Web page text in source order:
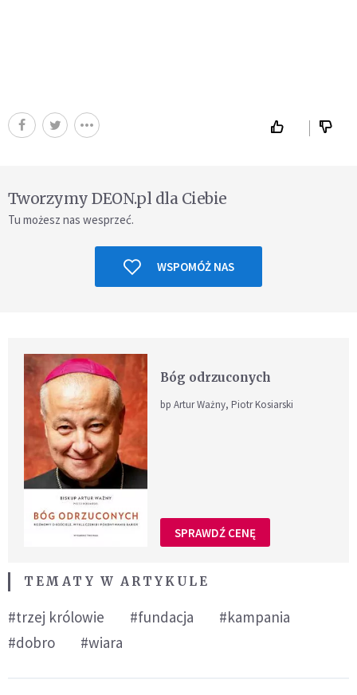
Tworzymy DEON.pl dla Ciebie
Tu możesz nas wesprzeć.
WSPOMÓŻ NAS
Bóg odrzuconych
bp Artur Ważny, Piotr Kosiarski
SPRAWDŹ CENĘ
TEMATY W ARTYKULE
#trzej królowie #fundacja
#kampania
#dobro
#wiara